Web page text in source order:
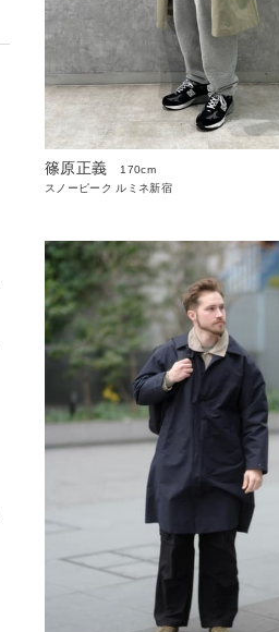
篠原正義
170cm
スノーピーク ルミネ新宿